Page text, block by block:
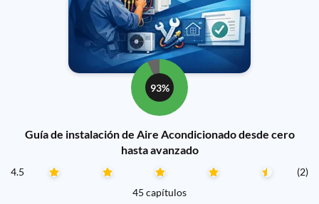
93%
Guía de instalación de Aire Acondicionado desde cero
hasta avanzado
4.5
(2)
45 capítulos